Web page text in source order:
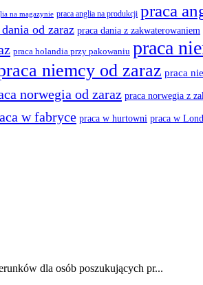
na magazynie praca anglia na produkcji praca
od zaraz praca dania z zakwaterowaniem
praca holandia przy pakowaniu praca
niemcy od zaraz praca
norwegia od zaraz praca norwegia z
w fabryce praca w hurtowni praca w
dla osób poszukujących pr...